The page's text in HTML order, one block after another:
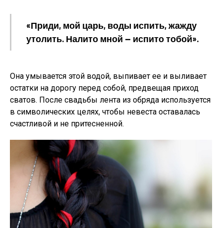
«Приди, мой царь, воды испить, жажду
утолить. Налито мной — испито тобой».
Она умывается этой водой, выпивает ее и выливает
остатки на дорогу перед собой, предвещая приход
сватов. После свадьбы лента из обряда используется
в символических целях, чтобы невеста оставалась
счастливой и не притесненной.